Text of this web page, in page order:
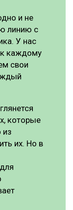
и не
линию с
У нас
каждому
свои
которые
из
их. Но в